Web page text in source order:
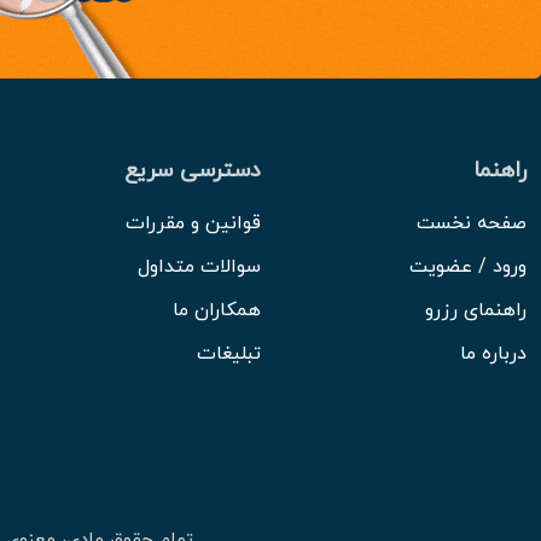
راهنما
صفحه نخست
ورود / عضویت
راهنمای رزرو
درباره ما
دسترسی سریع
قوانین و مقررات
سوالات متداول
همکاران ما
تبلیغات